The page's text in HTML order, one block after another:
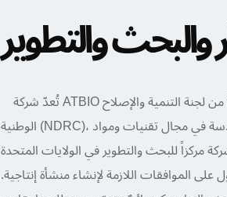
والبحث والتطوير
تُعدّ شركة ATBIO مؤسسةً وطنيةً للتقنية العالية، معتمدةً من لجنة التنمية والإصلاح
الوطنية (NDRC)، وتضطلع بمهام المختبر الوطني للهندسة في مجال تقنيات ومواد
مركزاً للبحث والتطوير في الولايات المتحدة
الموافقات اللازمة لإنشاء منشأة إنتاجية.